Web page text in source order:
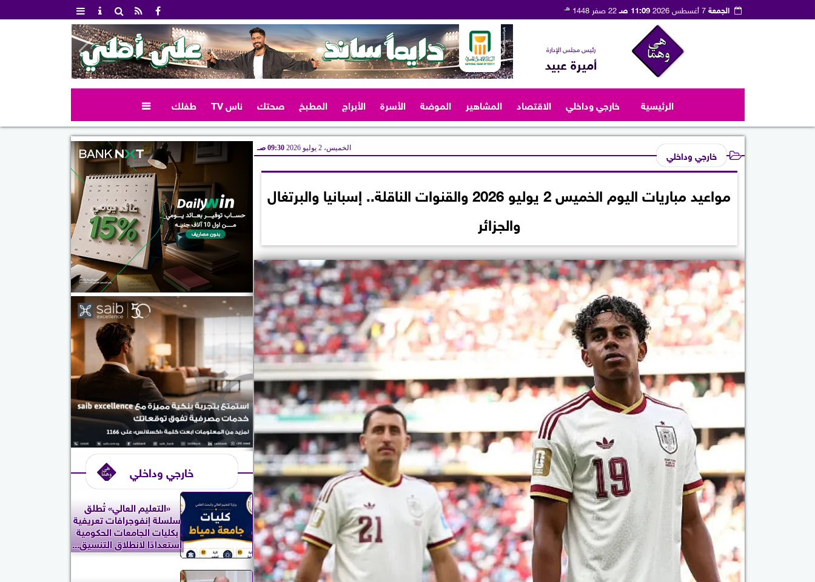
الجمعة7 أغسطس 2026 11:09 صـ 22 صفر 1448 هـ
رئيس مجلس الإدارة
أميرة عبيد
الرئيسية خارجي وداخلي الاقتصاد المشاهير الموضة الأسرة الأبراج المطبخ صحتك ناس TV طفلك 
خارجي وداخلي الخميس، 2 يوليو 2026 09:30 صـ
مواعيد مباريات اليوم الخميس 2 يوليو 2026 والقنوات الناقلة.. إسبانيا والبرتغال
والجزائر
خارجي وداخلي
«التعليم العالي» تُطلق
سلسلة إنفوجرافات تعريفية
بكليات الجامعات الحكومية
استعدادًا لانطلاق التنسيق...